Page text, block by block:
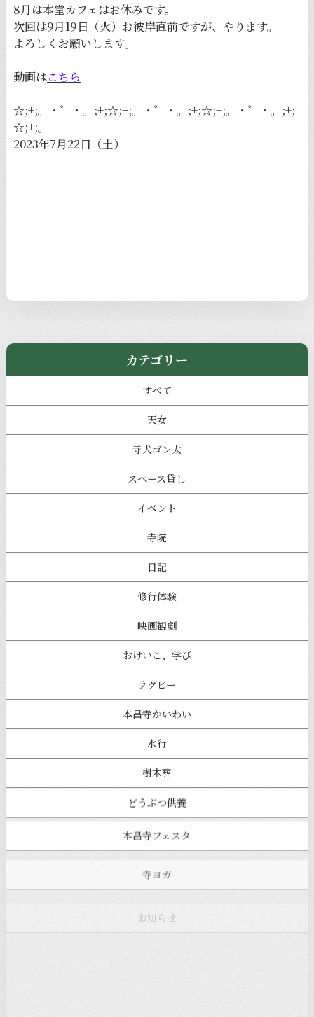
8月は本堂カフェはお休みです。
次回は9月19日（火）お彼岸直前ですが、やります。
よろしくお願いします。
動画はこちら
☆;+;。・゜・。;+;☆;+;。・゜・。;+;☆;+;。・゜・。;+;
☆;+;。
2023年7月22日（土）
カテゴリー
すべて
天女
寺犬ゴン太
スペース貸し
イベント
寺院
日記
修行体験
映画観劇
おけいこ、学び
ラグビー
本昌寺かいわい
水行
樹木葬
どうぶつ供養
本昌寺フェスタ
お知らせ
注目の記事